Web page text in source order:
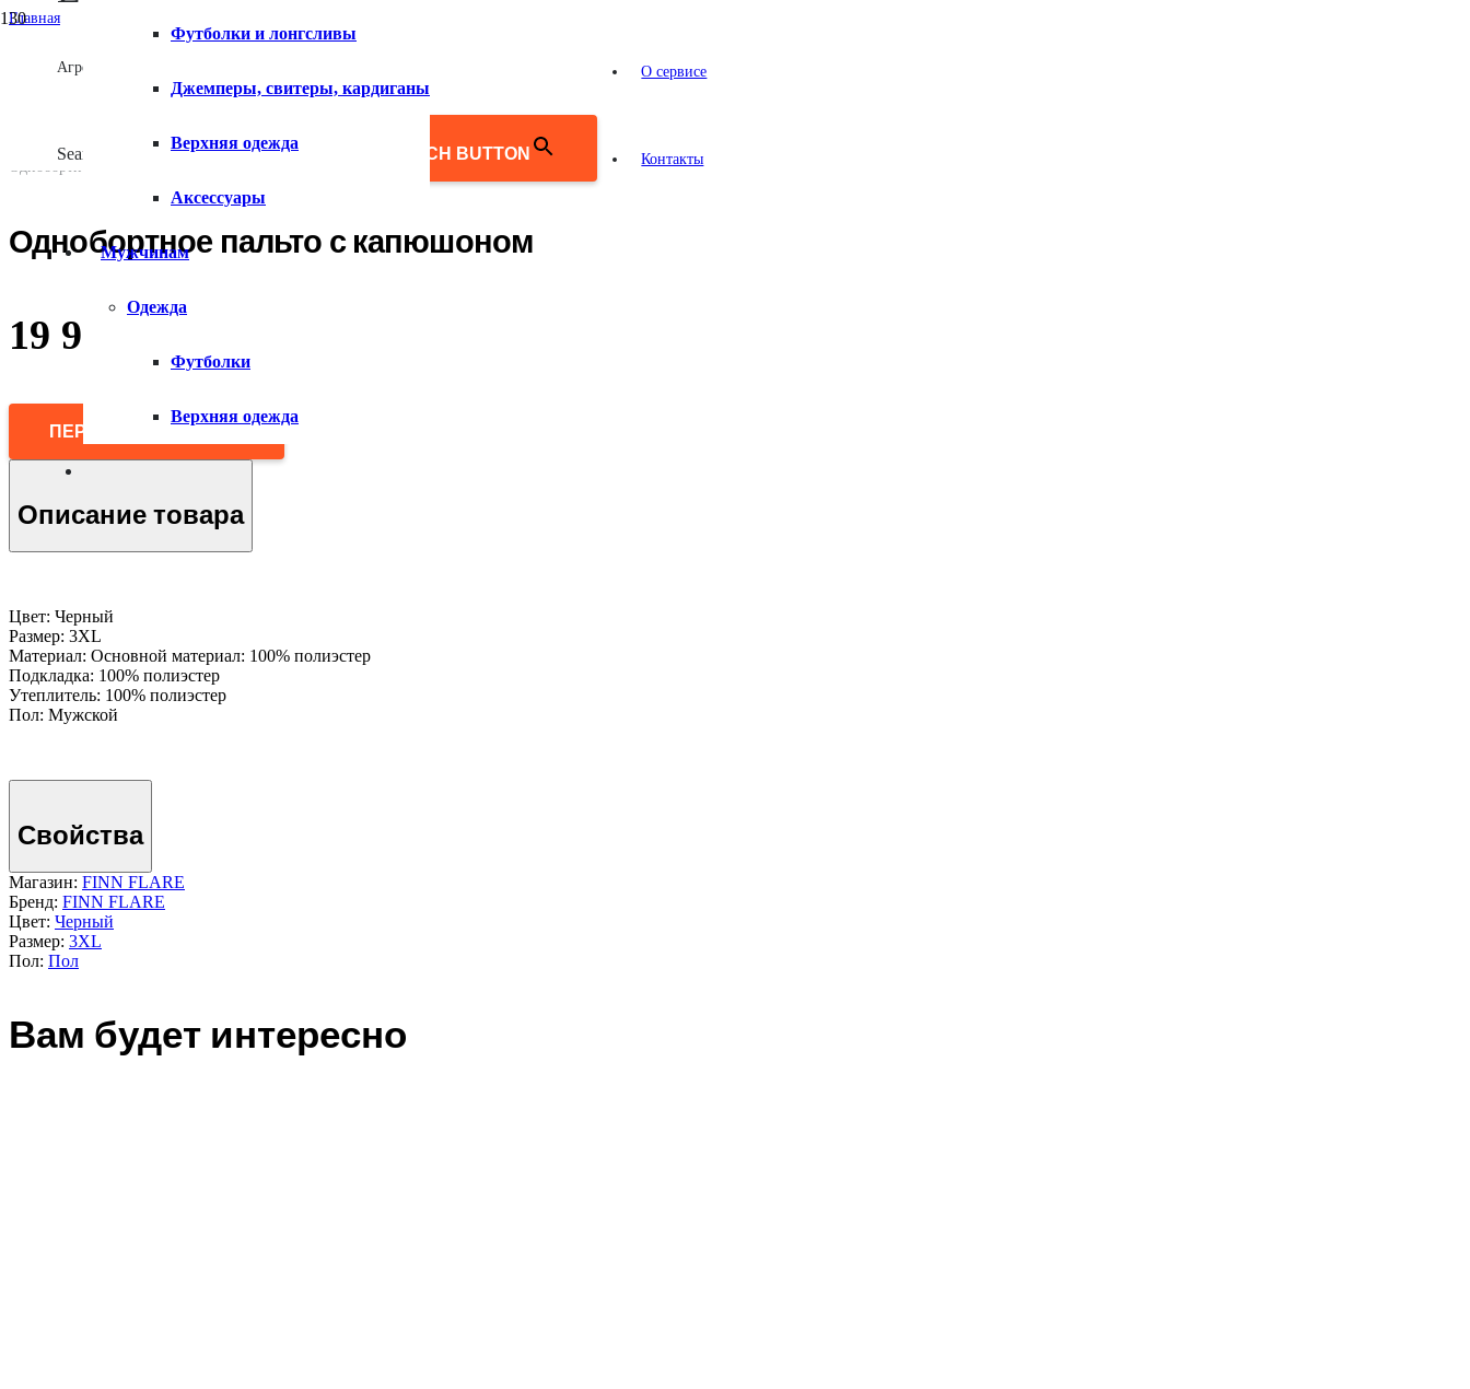
Агрегатор товаров
Search for: SEARCH BUTTON
О сервисе
Контакты
Футболки и лонгсливы
Джемперы, свитеры, кардиганы
Верхняя одежда
Аксессуары
Мужчинам
Одежда
Футболки
Верхняя одежда
Главная
Однобортное пальто с капюшоном
19 990
ПЕРЕЙТИ В МАГАЗИН
Описание товара
Цвет: Черный
Размер: 3XL
Материал: Основной материал: 100% полиэстер
Подкладка: 100% полиэстер
Утеплитель: 100% полиэстер
Пол: Мужской
Свойства
Магазин: FINN FLARE
Бренд: FINN FLARE
Цвет: Черный
Размер: 3XL
Пол: Пол
Вам будет интересно